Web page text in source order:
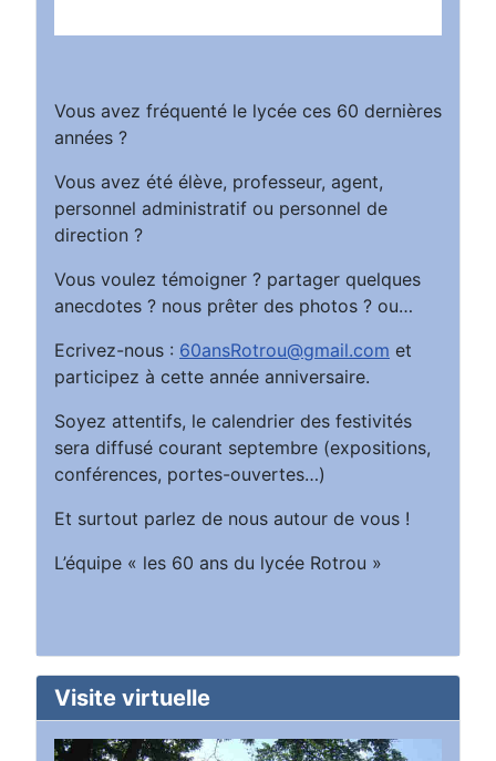
Vous avez fréquenté le lycée ces 60 dernières
années ?
Vous avez été élève, professeur, agent,
personnel administratif ou personnel de
direction ?
Vous voulez témoigner ? partager quelques
anecdotes ? nous prêter des photos ? ou…
Ecrivez-nous : 60ansRotrou@gmail.com et
participez à cette année anniversaire.
Soyez attentifs, le calendrier des festivités
sera diffusé courant septembre (expositions,
conférences, portes-ouvertes…)
Et surtout parlez de nous autour de vous !
L’équipe « les 60 ans du lycée Rotrou »
Visite virtuelle